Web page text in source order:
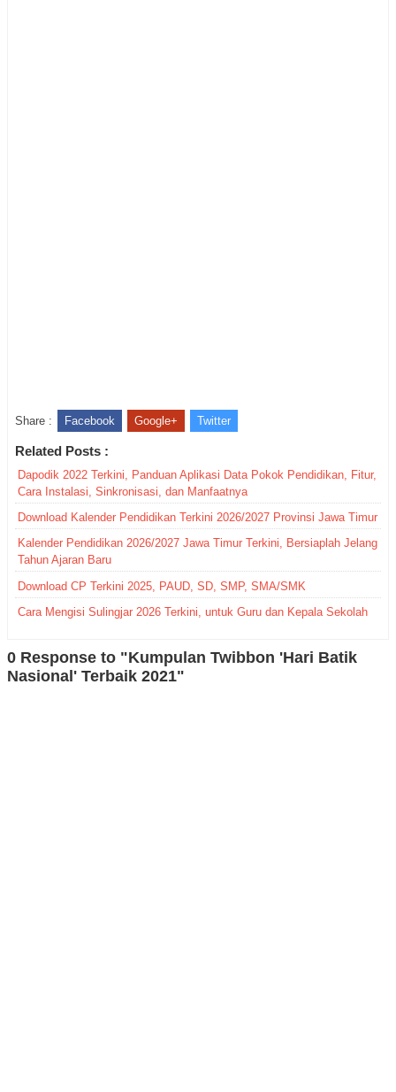
Share : Facebook Google+ Twitter
Related Posts :
Dapodik 2022 Terkini, Panduan Aplikasi Data Pokok Pendidikan, Fitur,
Cara Instalasi, Sinkronisasi, dan Manfaatnya
Download Kalender Pendidikan Terkini 2026/2027 Provinsi Jawa Timur
Kalender Pendidikan 2026/2027 Jawa Timur Terkini, Bersiaplah Jelang
Tahun Ajaran Baru
Download CP Terkini 2025, PAUD, SD, SMP, SMA/SMK
Cara Mengisi Sulingjar 2026 Terkini, untuk Guru dan Kepala Sekolah
0 Response to "Kumpulan Twibbon 'Hari Batik
Nasional' Terbaik 2021"